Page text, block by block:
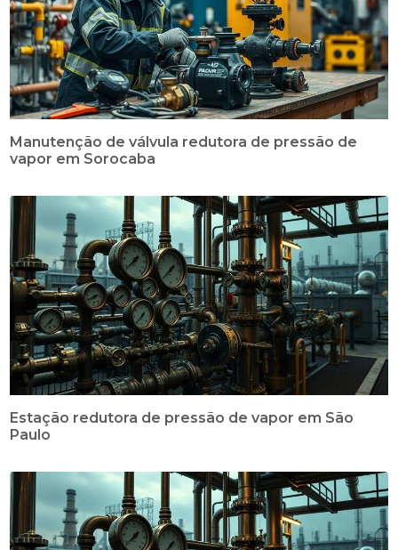
Manutenção de válvula redutora de pressão de
vapor em Sorocaba
Estação redutora de pressão de vapor em São
Paulo